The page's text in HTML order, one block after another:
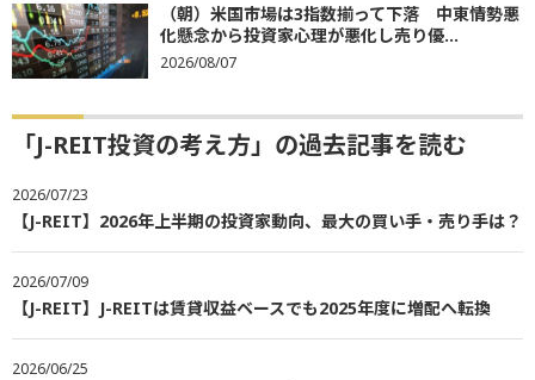
（朝）米国市場は3指数揃って下落 中東情勢悪
化懸念から投資家心理が悪化し売り優...
2026/08/07
「J-REIT投資の考え方」の過去記事を読む
2026/07/23
【J-REIT】2026年上半期の投資家動向、最大の買い手・売り手は？
2026/07/09
【J-REIT】J-REITは賃貸収益ベースでも2025年度に増配へ転換
2026/06/25